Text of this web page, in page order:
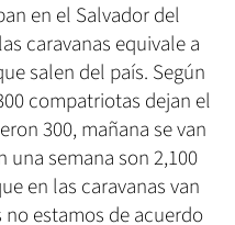
en el Salvador del
caravanas equivale a
salen del país. Según
compatriotas dejan el
300, mañana se van
una semana son 2,100
en las caravanas van
estamos de acuerdo